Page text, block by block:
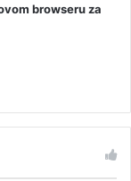
browseru za